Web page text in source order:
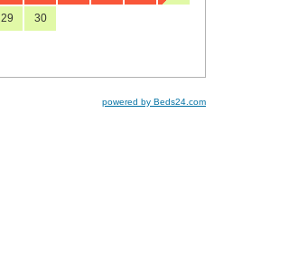
29 30
powered by Beds24.com